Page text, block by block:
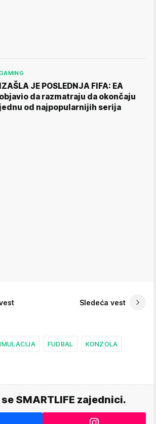
IZAŠLA JE POSLEDNJA FIFA: EA
objavio da razmatraju da okončaju
jednu od najpopularnijih serija
Sledeća vest
FUDBAL KONZOLA
SMARTLIFE zajednici.